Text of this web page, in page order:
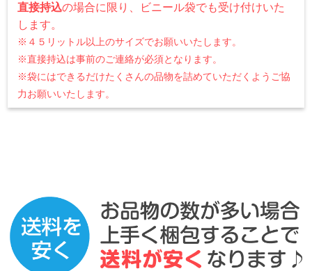
直接持込の場合に限り、ビニール袋でも受け付けいた
します。
※４５リットル以上のサイズでお願いいたします。
※直接持込は事前のご連絡が必須となります。
※袋にはできるだけたくさんの品物を詰めていただくようご協
力お願いいたします。